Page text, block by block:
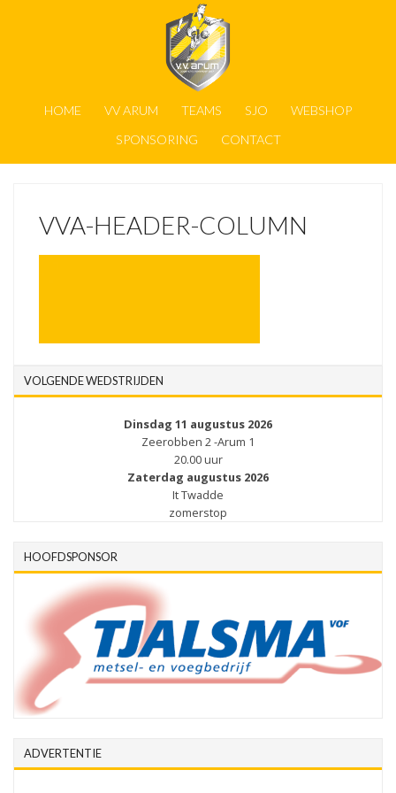
HOME VV ARUM TEAMS SJO
WEBSHOP
SPONSORING
CONTACT
VVA-HEADER-COLUMN
VOLGENDE WEDSTRIJDEN
Dinsdag 11 augustus 2026
Zeerobben 2 -Arum 1
20.00 uur
Zaterdag augustus 2026
It Twadde
zomerstop
HOOFDSPONSOR
ADVERTENTIE